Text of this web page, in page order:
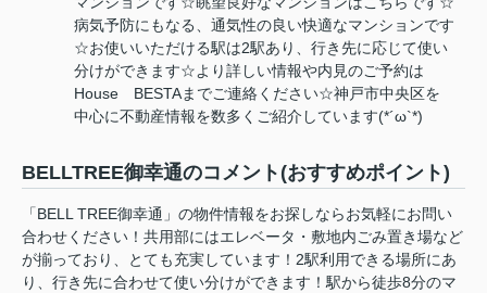
病気予防にもなる、通気性の良い快適なマンションです
☆お使いいただける駅は2駅あり、行き先に応じて使い
分けができます☆より詳しい情報や内見のご予約は
House BESTAまでご連絡ください☆神戸市中央区を
中心に不動産情報を数多くご紹介しています(*´ω`*)
BELLTREE御幸通のコメント(おすすめポイント)
「BELL TREE御幸通」の物件情報をお探しならお気軽にお問い
合わせください！共用部にはエレベータ・敷地内ごみ置き場など
が揃っており、とても充実しています！2駅利用できる場所にあ
り、行き先に合わせて使い分けができます！駅から徒歩8分のマ